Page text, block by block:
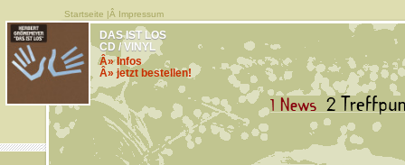
Startseite |Â Impressum
DAS IST LOS
CD / VINYL
Â» Infos
Â» jetzt bestellen!